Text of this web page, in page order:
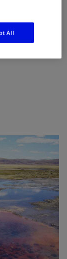
坑井試験データ
レーション
All